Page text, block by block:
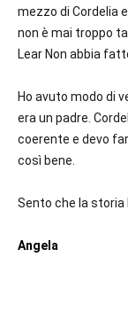
mezzo di Cordelia
non è mai troppo
Lear Non abbia
Ho avuto modo di
era un padre.
coerente e devo
così bene.
Sento che la storia
Angela